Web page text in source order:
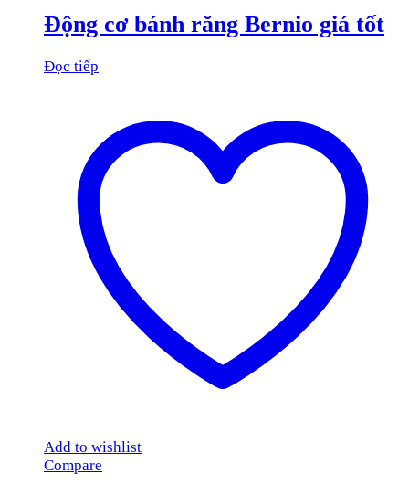
Động cơ bánh răng Bernio giá tốt
Đọc tiếp
Add to wishlist
Compare